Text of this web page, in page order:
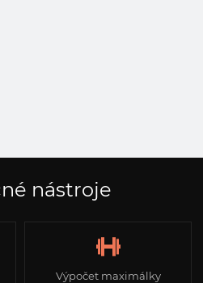
nástroje
Výpočet maximálky